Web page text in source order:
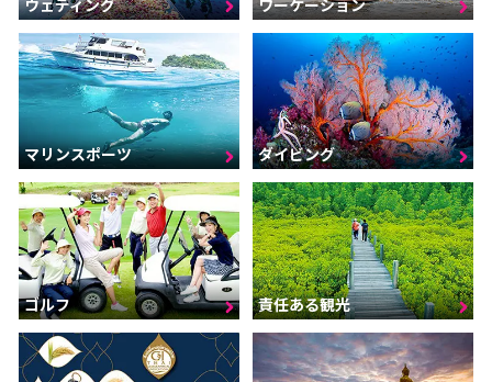
マリンスポーツ ダイビング
ゴルフ 責任ある観光